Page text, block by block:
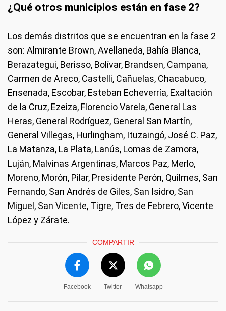
¿Qué otros municipios están en fase 2?
Los demás distritos que se encuentran en la fase 2
son: Almirante Brown, Avellaneda, Bahía Blanca,
Berazategui, Berisso, Bolívar, Brandsen, Campana,
Carmen de Areco, Castelli, Cañuelas, Chacabuco,
Ensenada, Escobar, Esteban Echeverría, Exaltación
de la Cruz, Ezeiza, Florencio Varela, General Las
Heras, General Rodríguez, General San Martín,
General Villegas, Hurlingham, Ituzaingó, José C. Paz,
La Matanza, La Plata, Lanús, Lomas de Zamora,
Luján, Malvinas Argentinas, Marcos Paz, Merlo,
Moreno, Morón, Pilar, Presidente Perón, Quilmes, San
Fernando, San Andrés de Giles, San Isidro, San
Miguel, San Vicente, Tigre, Tres de Febrero, Vicente
López y Zárate.
COMPARTIR
Facebook Twitter Whatsapp